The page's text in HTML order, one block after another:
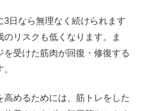
日なら無理なく続けられます
リスクも低くなります。ま
受けた筋肉が回復・修復する
めるためには、筋トレをした